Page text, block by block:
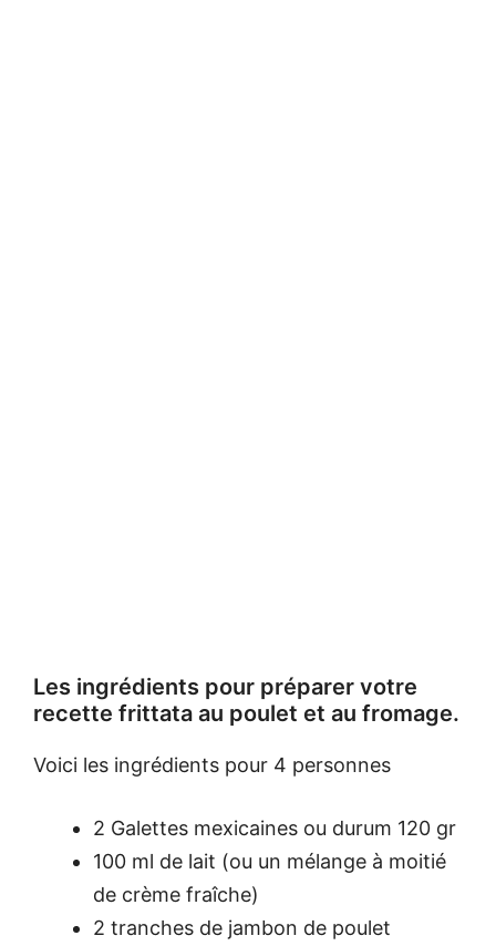
Les ingrédients pour préparer votre
recette frittata au poulet et au fromage.
Voici les ingrédients pour 4 personnes
2 Galettes mexicaines ou durum 120 gr
100 ml de lait (ou un mélange à moitié
de crème fraîche)
2 tranches de jambon de poulet